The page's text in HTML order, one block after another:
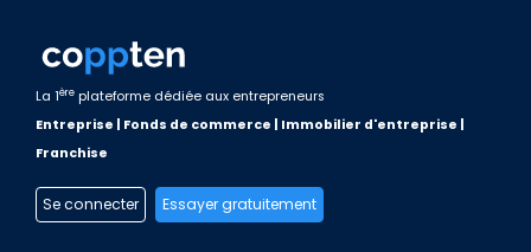
La 1ère plateforme dédiée aux entrepreneurs
Entreprise | Fonds de commerce | Immobilier d'entreprise |
Franchise
Se connecter Essayer gratuitement